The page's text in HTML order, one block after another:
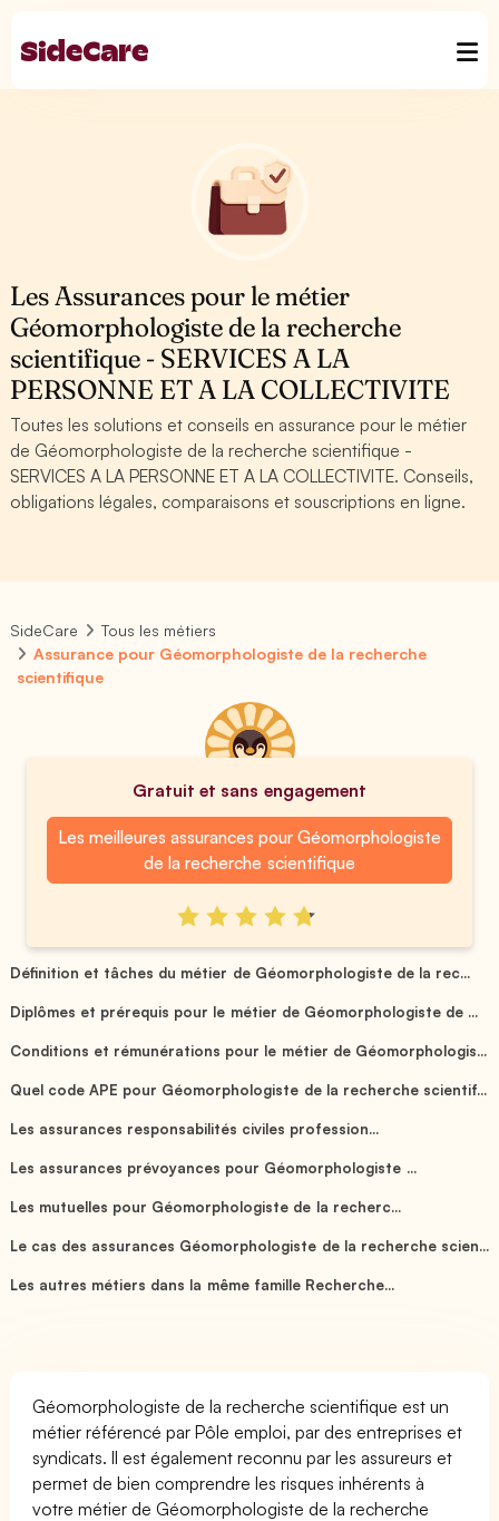
Les Assurances pour le métier
Géomorphologiste de la recherche
scientifique - SERVICES A LA
PERSONNE ET A LA COLLECTIVITE
Toutes les solutions et conseils en assurance pour le métier
de Géomorphologiste de la recherche scientifique -
SERVICES A LA PERSONNE ET A LA COLLECTIVITE. Conseils,
obligations légales, comparaisons et souscriptions en ligne.
SideCare
Tous les métiers
Assurance pour Géomorphologiste de la recherche
scientifique
Gratuit et sans engagement
Les meilleures assurances pour Géomorphologiste
de la recherche scientifique
Définition et tâches du métier de Géomorphologiste de la rec...
Diplômes et prérequis pour le métier de Géomorphologiste de ...
Conditions et rémunérations pour le métier de Géomorphologis...
Quel code APE pour Géomorphologiste de la recherche scientif...
Les assurances responsabilités civiles profession...
Les assurances prévoyances pour Géomorphologiste ...
Les mutuelles pour Géomorphologiste de la recherc...
Le cas des assurances Géomorphologiste de la recherche scien...
Les autres métiers dans la même famille Recherche...
Géomorphologiste de la recherche scientifique est un
métier référencé par Pôle emploi, par des entreprises et
syndicats. Il est également reconnu par les assureurs et
permet de bien comprendre les risques inhérents à
votre métier de Géomorphologiste de la recherche